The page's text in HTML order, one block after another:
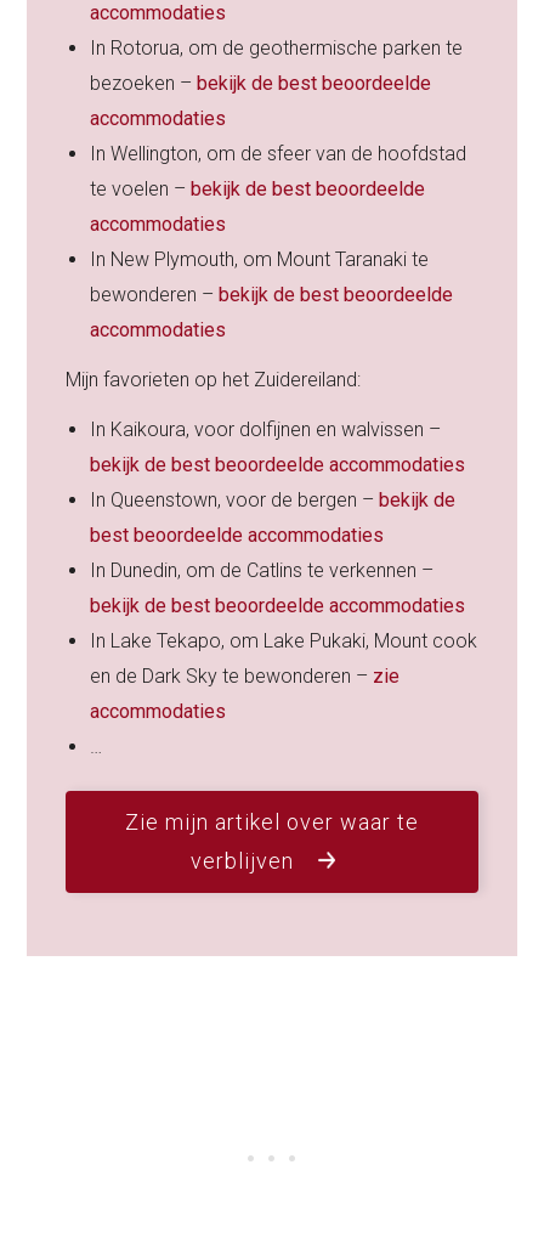
accommodaties
In Rotorua, om de geothermische parken te
bezoeken –bekijk de best beoordeelde
accommodaties
In Wellington, om de sfeer van de hoofdstad
te voelen –bekijk de best beoordeelde
accommodaties
In New Plymouth, om Mount Taranaki te
bewonderen –bekijk de best beoordeelde
accommodaties
Mijn favorieten op het Zuidereiland:
In Kaikoura, voor dolfijnen en walvissen –
bekijk de best beoordeelde accommodaties
In Queenstown, voor de bergen –bekijk de
best beoordeelde accommodaties
In Dunedin, om de Catlins te verkennen –
bekijk de best beoordeelde accommodaties
In Lake Tekapo, om Lake Pukaki, Mount cook
en de Dark Sky te bewonderen – zie
accommodaties
…
Zie mijn artikel over waar te
verblijven